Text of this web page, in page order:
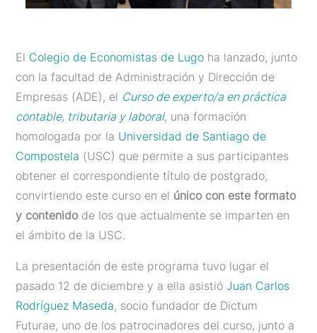
El Colegio de Economistas de Lugo ha lanzado, junto
con la facultad de Administración y Dirección de
Empresas (ADE), el Curso de experto/a en práctica
contable, tributaria y laboral, una formación
homologada por la Universidad de Santiago de
Compostela (USC) que permite a sus participantes
obtener el correspondiente título de postgrado,
convirtiendo este curso en el único con este formato
y contenido de los que actualmente se imparten en
el ámbito de la USC.
La presentación de este programa tuvo lugar el
pasado 12 de diciembre y a ella asistióJuan Carlos
Rodríguez Maseda, socio fundador de Dictum
Futurae, uno de los patrocinadores del curso, junto a